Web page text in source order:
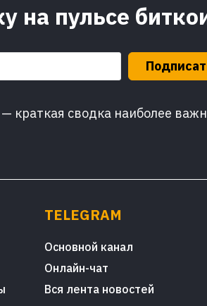
на пульсе
краткая сводка наиболее
TELEGRAM
Основной канал
Онлайн-чат
Вся лента новостей